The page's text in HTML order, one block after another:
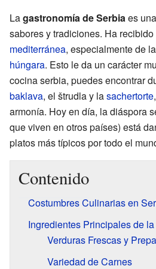
Lagastronomía de Serbiaes
sabores y tradiciones. Ha
mediterránea, especialmente de la
húngara. Esto le da un carácter
cocina serbia, puedes encontrar
baklava, el štrudla y lasachertorte
armonía. Hoy en día, la diáspora
que viven en otros países) está
platos más típicos por todo el
Contenido
Costumbres Culinarias en
Ingredientes Principales de
Verduras Frescas y
Variedad de Carnes